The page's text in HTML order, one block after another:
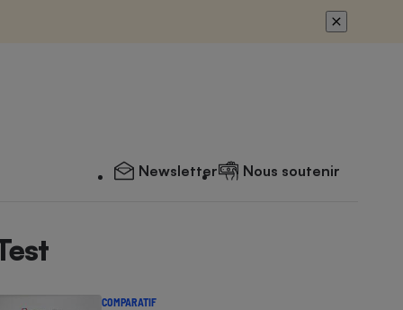
Newsletter Nous soutenir
COMPARATIF